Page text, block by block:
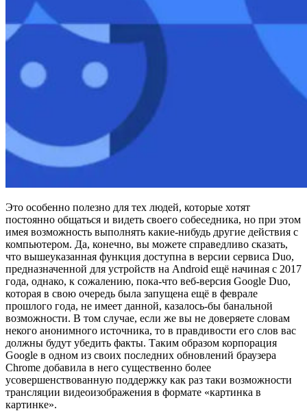
Это особенно полезно для тех людей, которые хотят
постоянно общаться и видеть своего собеседника, но при этом
имея возможность выполнять какие-нибудь другие действия с
компьютером. Да, конечно, вы можете справедливо сказать,
что вышеуказанная функция доступна в версии сервиса Duo,
предназначенной для устройств на Android ещё начиная с 2017
года, однако, к сожалению, пока-что веб-версия Google Duo,
которая в свою очередь была запущена ещё в феврале
прошлого года, не имеет данной, казалось-бы банальной
возможности. В том случае, если же вы не доверяете словам
некого анонимного источника, то в правдивости его слов вас
должны будут убедить факты. Таким образом корпорация
Google в одном из своих последних обновлений браузера
Chrome добавила в него существенно более
усовершенствованную поддержку как раз таки возможности
трансляции видеоизображения в формате «картинка в
картинке».